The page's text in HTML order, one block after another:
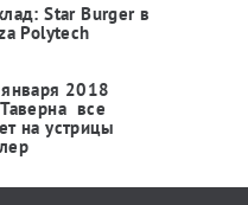
Star Burger в
Polytech
2018
все
на устрицы